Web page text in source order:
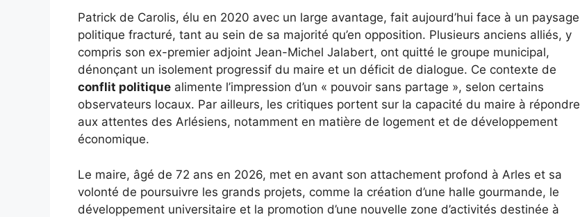
Patrick de Carolis, élu en 2020 avec un large avantage, fait aujourd’hui face à un paysage
politique fracturé, tant au sein de sa majorité qu’en opposition. Plusieurs anciens alliés, y
compris son ex-premier adjoint Jean-Michel Jalabert, ont quitté le groupe municipal,
dénonçant un isolement progressif du maire et un déficit de dialogue. Ce contexte de
conflit politique alimente l’impression d’un « pouvoir sans partage », selon certains
observateurs locaux. Par ailleurs, les critiques portent sur la capacité du maire à répondre
aux attentes des Arlésiens, notamment en matière de logement et de développement
économique.
Le maire, âgé de 72 ans en 2026, met en avant son attachement profond à Arles et sa
volonté de poursuivre les grands projets, comme la création d’une halle gourmande, le
développement universitaire et la promotion d’une nouvelle zone d’activités destinée à